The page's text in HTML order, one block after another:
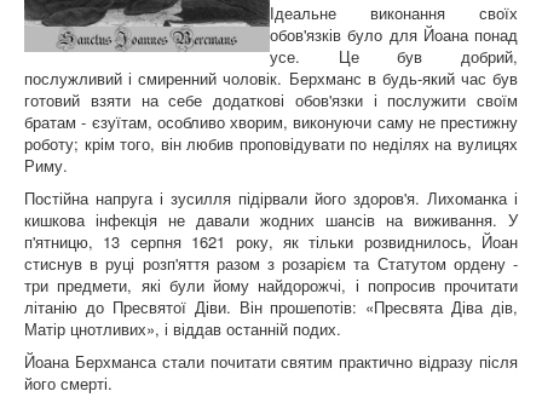
Ідеальне виконання своїх
обов'язків було для Йоана понад
усе. Це був добрий,
послужливий і смиренний чоловік. Берхманс в будь-який час був
готовий взяти на себе додаткові обов'язки і послужити своїм
братам - єзуїтам, особливо хворим, виконуючи саму не престижну
роботу; крім того, він любив проповідувати по неділях на вулицях
Риму.
Постійна напруга і зусилля підірвали його здоров'я. Лихоманка і
кишкова інфекція не давали жодних шансів на виживання. У
п'ятницю, 13 серпня 1621 року, як тільки розвиднилось, Йоан
стиснув в руці розп'яття разом з розарієм та Статутом ордену -
три предмети, які були йому найдорожчі, і попросив прочитати
літанію до Пресвятої Діви. Він прошепотів: «Пресвята Діва дів,
Матір цнотливих», і віддав останній подих.
Йоана Берхманса стали почитати святим практично відразу після
його смерті.